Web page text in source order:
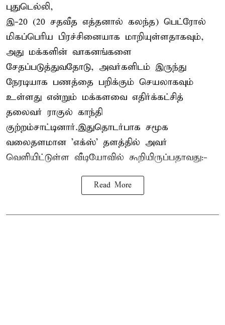
புதுடெல்லி,
இ-20 (20 சதவீத எத்தனால் கலந்த) பெட்ரோல்
மிகப்பெரிய பிரச்சினையாக மாறியுள்ளதாகவும்,
அது மக்களின் வாகனங்களை
சேதப்படுத்துவதோடு, அவர்களிடம் இருந்து
நேரடியாக பணத்தை பறிக்கும் செயலாகவும்
உள்ளது என்றும் மக்களவை எதிர்க்கட்சித்
தலைவர் ராகுல் காந்தி
குற்றம்சாட்டினார்.இதுதொடர்பாக சமூக
வலைதளமான 'எக்ஸ்' தளத்தில் அவர்
வெளியிட்டுள்ள வீடியோவில் கூறியிருப்பதாவது:-
Read More